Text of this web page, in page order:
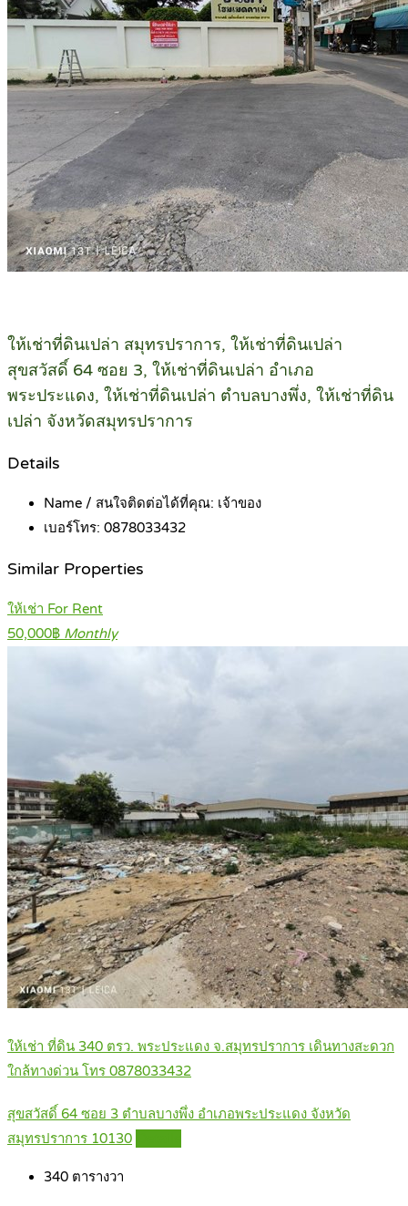
ให้เช่าที่ดินเปล่า สมุทรปราการ, ให้เช่าที่ดินเปล่า
สุขสวัสดิ์ 64 ซอย 3, ให้เช่าที่ดินเปล่า อำเภอ
พระประแดง, ให้เช่าที่ดินเปล่า ตำบลบางพึ่ง, ให้เช่าที่ดิน
เปล่า จังหวัดสมุทรปราการ
Details
Name / สนใจติดต่อได้ที่คุณ: เจ้าของ
เบอร์โทร: 0878033432
Similar Properties
ให้เช่า For Rent
50,000฿ Monthly
ให้เช่า ที่ดิน 340 ตรว. พระประแดง จ.สมุทรปราการ เดินทางสะดวก
ใกล้ทางด่วน โทร 0878033432
สุขสวัสดิ์ 64 ซอย 3 ตำบลบางพึ่ง อำเภอพระประแดง จังหวัด
สมุทรปราการ 10130
340 ตารางวา